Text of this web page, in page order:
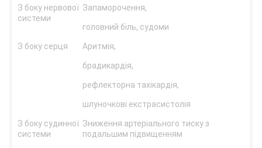
З боку нервової
системи
Запаморочення,
головний біль, судоми
З боку серця Аритмія,
брадикардія,
рефлекторна тахікардія,
шлуночкові екстрасистолія
З боку судинної
системи
Зниження артеріального тиску з
подальшим підвищенням